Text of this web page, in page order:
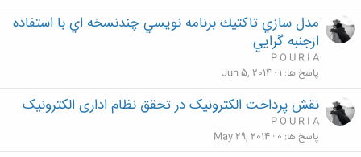
مدل سازي تاكتيك برنامه نويسي چندنسخه اي با استفاده
ازجنبه گرايي
P O U R I A
پاسخ ها 1
Jun 5, 2014
نقش پرداخت الکترونیک در تحقق نظام اداری الکترونیک‎
P O U R I A
پاسخ ها 0
May 29, 2014